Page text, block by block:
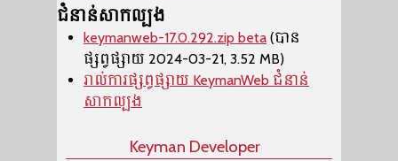
ជំនាន់សាកល្បង
keymanweb-17.0.292.zip beta (បាន
ផ្សព្វផ្សាយ 2024-03-21, 3.52 MB)
រាល់ការផ្សព្វផ្សាយ KeymanWeb ជំនាន់
សាកល្បង
Keyman Developer